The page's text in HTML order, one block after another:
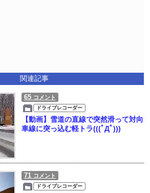
関連記事
65 コメント
ドライブレコーダー
【動画】雪道の直線で突然滑って対向
車線に突っ込む軽トラ(((ﾟДﾟ)))
71 コメント
ドライブレコーダー